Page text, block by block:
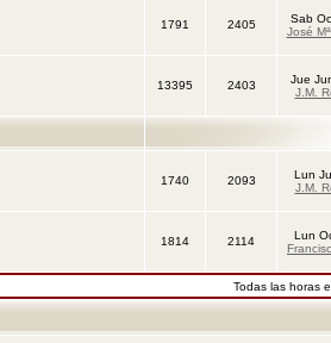
1791 2405
Sab
José
13395 2403
Jue
J.M.
1740 2093
Lun
J.M.
1814 2114
Lun
Todas las horas